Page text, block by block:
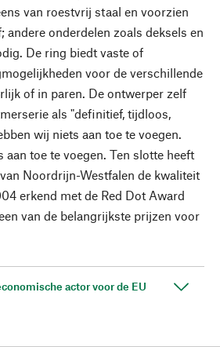
van roestvrij staal en voorzien
andere onderdelen zoals deksels en
De ring biedt vaste of
voor de verschillende
of in paren. De ontwerper zelf
als "definitief, tijdloos,
wij niets aan toe te voegen.
aan toe te voegen. Ten slotte heeft
Noordrijn-Westfalen de kwaliteit
erkend met de Red Dot Award
van de belangrijkste prijzen voor
actor voor de EU